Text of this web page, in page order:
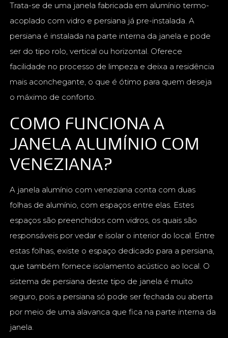
Trata-se de uma janela fabricada em alumínio termo-
acoplado com vidro e persiana já pre-instalada. A
persiana é instalada na parte interna da janela e pode
ser do tipo rolo, vertical ou horizontal. Oferece
facilidade no processo de limpeza e deixa a residência
mais aconchegante, o que é ótimo para quem deseja
o máximo de conforto.
COMO FUNCIONA A
JANELA ALUMÍNIO COM
VENEZIANA?
A janela alumínio com veneziana conta com duas
folhas de alumínio, com espaços entre elas. Estes
espaços são preenchidos com vidros, os quais são
responsáveis por vedar e isolar o interior do local. Entre
estas folhas, existe o espaço dedicado para a persiana,
que também fornece isolamento acústico ao local. O
sistema de persiana deste tipo de janela é muito
seguro, pois a persiana só pode ser fechada ou aberta
por meio de uma alavanca que fica na parte interna da
janela.